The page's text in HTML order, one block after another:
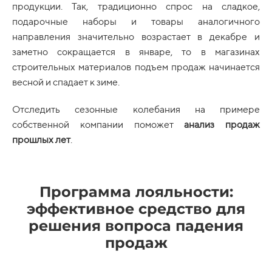
продукции. Так, традиционно спрос на сладкое,
подарочные наборы и товары аналогичного
направления значительно возрастает в декабре и
заметно сокращается в январе, то в магазинах
строительных материалов подъем продаж начинается
весной и спадает к зиме.
Отследить сезонные колебания на примере
собственной компании поможетанализ продаж
прошлых лет.
Программа лояльности:
эффективное средство для
решения вопроса падения
продаж